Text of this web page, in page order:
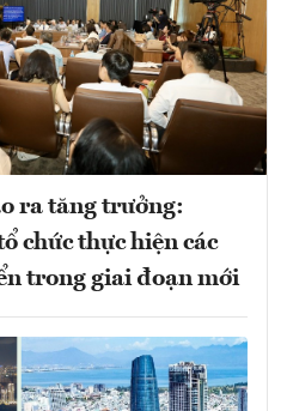
ra tăng trưởng:
chức thực hiện các
trong giai đoạn mới